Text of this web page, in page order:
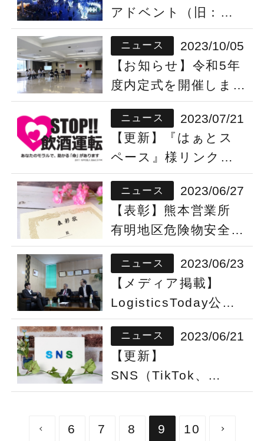
アドベント（旧：福
岡クリスマスマーケ
ット）に協賛してい
ます
ニュース
2023/10/05
【お知らせ】令和5年
度内定式を開催しまし
た
ニュース
2023/07/21
【更新】『はぁとス
ペース』様リンクバ
ナーを設置いたしま
した。
ニュース
2023/06/27
【表彰】熊本営業所
有明地区危険物安全協
会の事業所団体表彰を
受賞しました
ニュース
2023/06/23
【メディア掲載】
LogisticsToday公式
Youtubeチャンネル
に代表取締役社長 河
野逸郎のインタビュ
ー動画（第４弾）が公
ニュース
2023/06/21
【更新】
SNS（TikTok、
Twitter、Instagram、
Youtube）へのリンク
を設置しました
6 7 8 9 10